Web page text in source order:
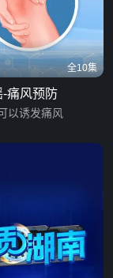
全10集
痛风预防
以诱发痛风